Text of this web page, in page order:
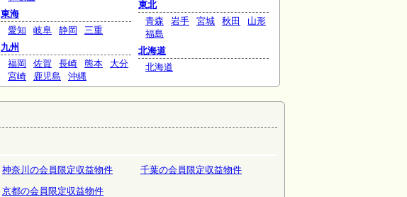
東海
愛知
岐阜 静岡
三重
九州
福岡
佐賀 長崎 熊本
大分
宮崎
鹿児島 沖縄
東北
青森
岩手 宮城 秋田
山形
福島
北海道
北海道
神奈川の会員限定収益物件
千葉の会員限定収益物件
京都の会員限定収益物件